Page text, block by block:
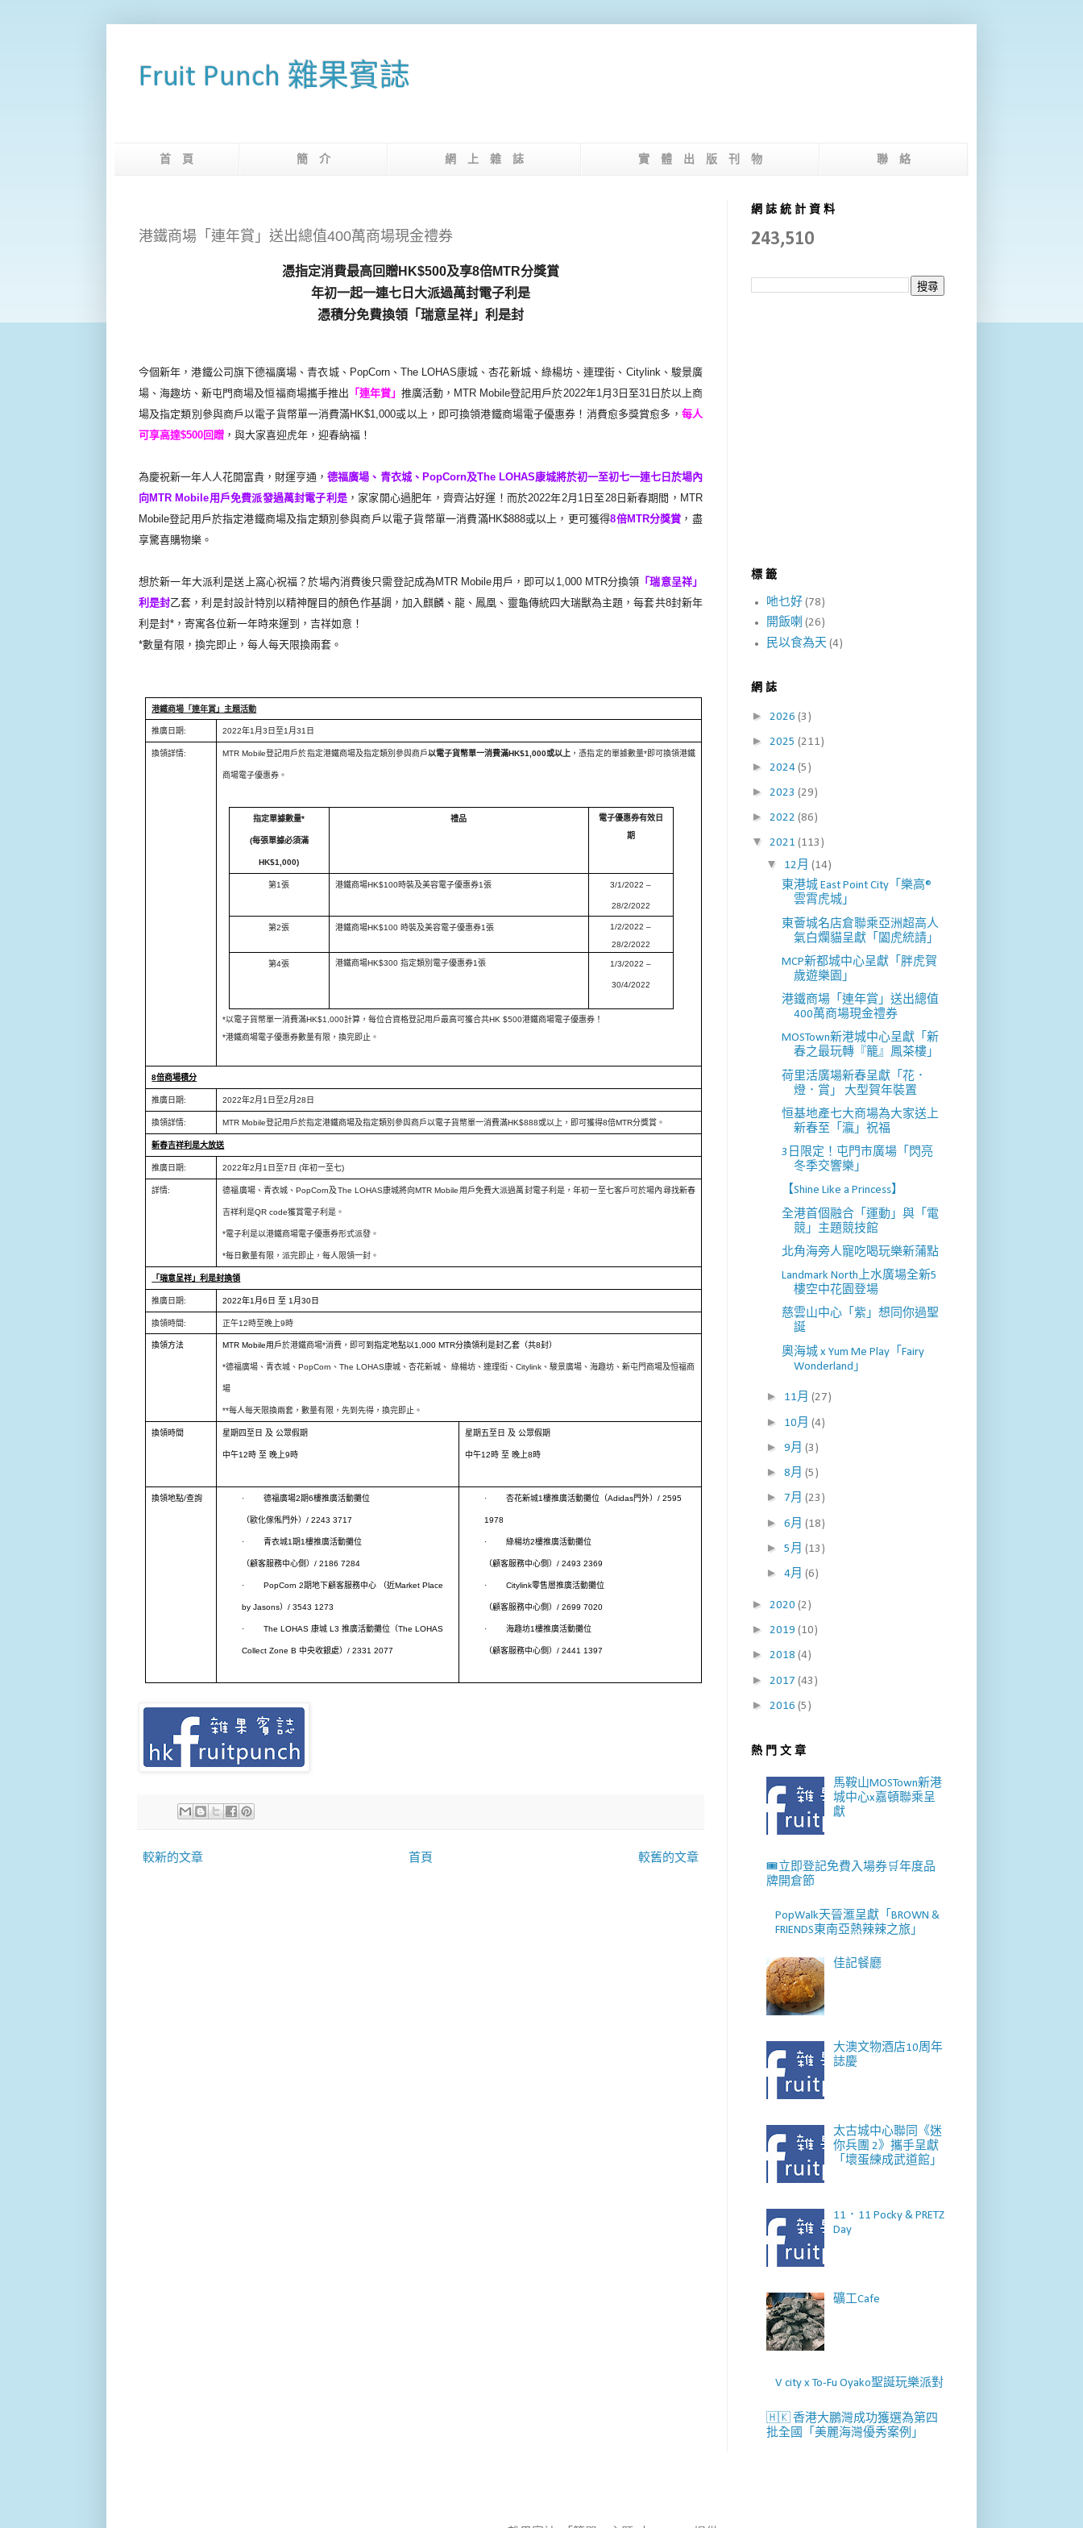
Fruit Punch 雜果賓誌
首 頁 簡 介 網 上 雜 誌 實 體 出 版 刊 物 聯 絡
港鐵商場「連年賞」送出總值400萬商場現金禮券
憑指定消費最高回贈HK$500及享8倍MTR分獎賞
年初一起一連七日大派過萬封電子利是
憑積分免費換領「瑞意呈祥」利是封
今個新年，港鐵公司旗下德福廣場、青衣城、 PopCorn、 The LOHAS康城、杏花新城、綠楊坊、連理街、 Citylink 、 駿景廣
場、海趣坊、新屯門商場及恒福商場攜手推出 「連年賞」推廣活動， MTR Mobile登記用戶於2022年1 月3日至31 日於以上商
場及指定類別參與商戶以電子貨幣單一消費滿HK$1,000或以上， 即可換領港鐵商場電子優惠券！消費愈多獎賞愈多， 每人
可享高達$500回贈 ，與大家喜迎虎年，迎春納福！
為慶祝新一年人人花開富貴，財運亨通，德福廣場、青衣城、 PopCorn及The LOHAS康城將於初一至初七一連七日於場內
向MTR Mobile用戶免費派發過萬封電子利是 ，家家開心過肥年， 齊齊沾好運！而於2022年2月 1 日至 28日新春期間， MTR
Mobile登記用戶於指定港鐵商場及指定類別參與商戶以電子貨幣單一消費滿HK$888或以上，更可獲得8倍MTR分獎賞 ， 盡
享驚喜購物樂。
想於新一年大派利是送上窩心祝福？於場內消費後只需登記成為MTR Mobile用戶，即可以 1,000 MTR分換領 「瑞意呈祥」
利是封乙套，利是封設計特別以精神醒目的顏色作基調，加入麒麟、龍、鳳凰、 靈龜傳統四大瑞獸為主題，每套共8封新年
利是封* ， 寄寓各位新一年時來運到，吉祥如意！
*數量有限，換完即止，每人每天限換兩套。
港鐵商場「連年賞」主題活動
推廣日期: 2022年1 月3 日至1 月31 日
換領詳情: MTR Mobile登記用戶於指定港鐵商場及指定類別參與商戶以電子貨幣單一消費滿HK$1,000或以上 ，憑指定的單據數量*即可換領港鐵
商場電子優惠券。
指定單據數量*
(每張單據必須滿
HK$1,000)
禮品
電子優惠券有效日
期
第1張 港鐵商場HK$100時裝及美容電子優惠券1張 3/1/2022 –
28/2/2022
第2張 港鐵商場HK$100 時裝及美容電子優惠券1張
1/2/2022 –
28/2/2022
第4張 港鐵商場HK$300 指定類別電子優惠券1張 1/3/2022 –
30/4/2022
*以電子貨幣單一消費滿HK$1,000計算，每位合資格登記用戶最高可獲合共HK $500港鐵商場電子優惠券！
*港鐵商場電子優惠券數量有限，換完即止。
8倍商場積分
推廣日期: 2022年2月 1 日至2月28 日
換領詳情: MTR Mobile登記用戶於指定港鐵商場及指定類別參與商戶以電子貨幣單一消費滿HK$888或以上，即可獲得8倍MTR分獎賞。
新春吉祥利是大放送
推廣日期: 2022年2月 1 日至7 日 (年初一至七)
詳情: 德福廣場、青衣城、PopCorn及The LOHAS康城將向MTR Mobile 用戶免費大派過萬封電子利是，年初一至七客戶可於場內尋找新春
吉祥利是QR code獲賞電子利是。
*電子利是以港鐵商場電子優惠券形式派發。
*每日數量有限，派完即止，每人限領一封。
「瑞意呈祥」利是封換領
推廣日期: 2022年1 月6 日 至 1 月30日
換領時間: 正午12時至晚上9時
換領方法 MTR Mobile用戶於港鐵商場*消費，即可到指定地點以1,000 MTR分換領利是封乙套（共8封）
*德福廣場、青衣城、PopCorn 、The LOHAS康城、杏花新城、 綠楊坊、連理街、Citylink 、駿景廣場、海趣坊、新屯門商場及恒福商
場
**每人每天限換兩套，數量有限，先到先得，換完即止。
換領時間 星期四至日 及 公眾假期
中午12時 至 晚上9時
星期五至日 及 公眾假期
中午12時 至 晚上8時
換領地點/查詢 · 德福廣場2期6樓推廣活動攤位
（歐化傢俬門外）/ 2243 3717
· 青衣城1期1樓推廣活動攤位
（顧客服務中心側）/ 2186 7284
· PopCorn 2期地下顧客服務中心 （近Market Place
by Jasons）/ 3543 1273
· The LOHAS 康城 L3 推廣活動攤位（The LOHAS
Collect Zone B 中央收銀處）/ 2331 2077
· 杏花新城1樓推廣活動攤位（Adidas門外）/ 2595
1978
· 綠楊坊2樓推廣活動攤位
（顧客服務中心側）/ 2493 2369
· Citylink零售層推廣活動攤位
（顧客服務中心側）/ 2699 7020
· 海趣坊1樓推廣活動攤位
（顧客服務中心側）/ 2441 1397
較新的文章 較舊的文章
首頁
網 誌 統 計 資 料
243,510
標 籤
吔乜好 (78)
開飯喇 (26)
民以食為天 (4)
網 誌
► 2026 (3)
► 2025 (211)
► 2024 (5)
► 2023 (29)
► 2022 (86)
▼ 2021 (113)
▼ 12月 (14)
東港城 East Point City「樂高®
雲霄虎城」
東薈城名店倉聯乘亞洲超高人
氣白爛貓呈獻「闔虎統請」
MCP新都城中心呈獻「胖虎賀
歲遊樂園」
港鐵商場「連年賞」送出總值
400萬商場現金禮券
MOSTown新港城中心呈獻「新
春之最玩轉『籠』鳳茶樓」
荷里活廣場新春呈獻「花．
燈．賞」 大型賀年裝置
恒基地產七大商場為大家送上
新春至「瀛」祝福
3日限定！屯門市廣場「閃亮
冬季交響樂」
【Shine Like a Princess】
全港首個融合「運動」與「電
競」主題競技館
北角海旁人寵吃喝玩樂新蒲點
Landmark North上水廣場全新5
樓空中花園登場
慈雲山中心「紫」想同你過聖
誕
奧海城 x Yum Me Play「Fairy
Wonderland」
► 11月 (27)
► 10月 (4)
► 9月 (3)
► 8月 (5)
► 7月 (23)
► 6月 (18)
► 5月 (13)
► 4月 (6)
► 2020 (2)
► 2019 (10)
► 2018 (4)
► 2017 (43)
► 2016 (5)
熱 門 文 章
馬鞍山MOSTown新港
城中心x嘉頓聯乘呈
獻
🎟️立即登記免費入場券🛒年度品
牌開倉節
PopWalk天晉滙呈獻「BROWN &
FRIENDS東南亞熱辣辣之旅」
佳記餐廳
大澳文物酒店10周年
誌慶
太古城中心聯同《迷
你兵團 2》攜手呈獻
「壞蛋練成武道館」
11．11 Pocky & PRETZ
Day
礦工Cafe
V city x To-Fu Oyako聖誕玩樂派對
🇭🇰 香港大鵬灣成功獲選為第四
批全國「美麗海灣優秀案例」